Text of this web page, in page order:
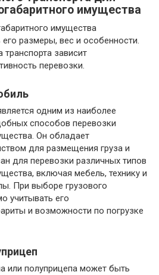
имущества
имущества
размеры, вес и особенности.
зависит
перевозки.
одним из наиболее
способов перевозки
Он обладает
для размещения груза и
для перевозки различных типов
включая мебель, технику и
При выборе грузового
учитывать его
и возможности по погрузке
или полуприцепа может быть